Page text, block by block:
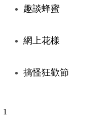
趣談蜂蜜
網上花樣
搞怪狂歡節
1